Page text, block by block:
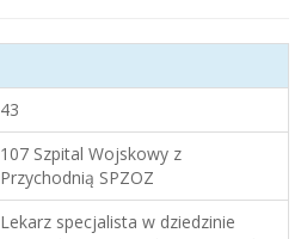
43
107 Szpital Wojskowy z
Przychodnią SPZOZ
Lekarz specjalista w dziedzinie